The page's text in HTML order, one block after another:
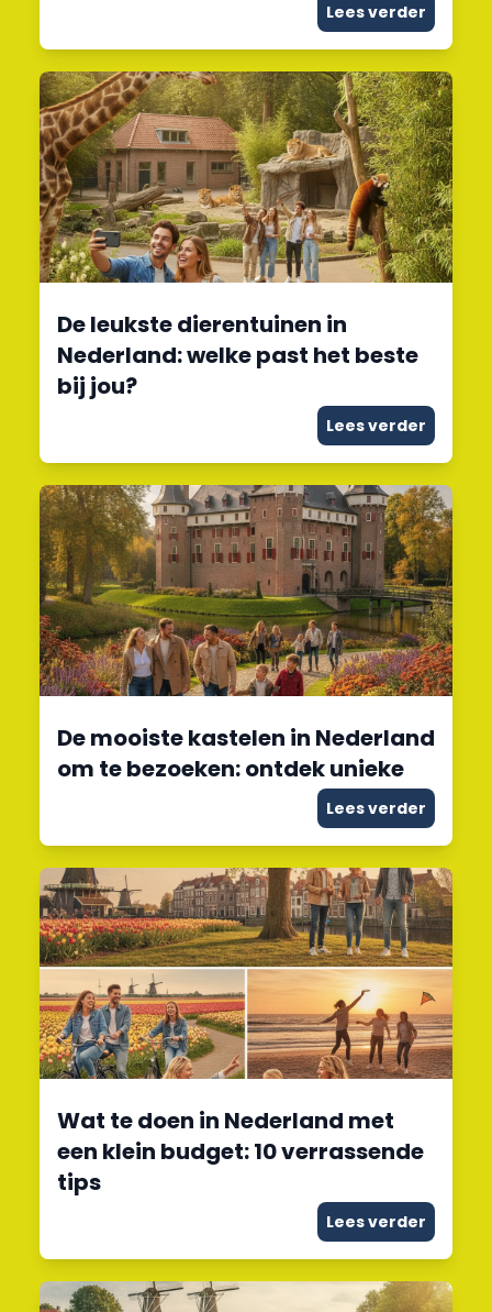
Lees verder
De leukste dierentuinen in
Nederland: welke past het beste
bij jou?
Lees verder
De mooiste kastelen in Nederland
om te bezoeken: ontdek unieke
Lees verder
Wat te doen in Nederland met
een klein budget: 10 verrassende
tips
Lees verder